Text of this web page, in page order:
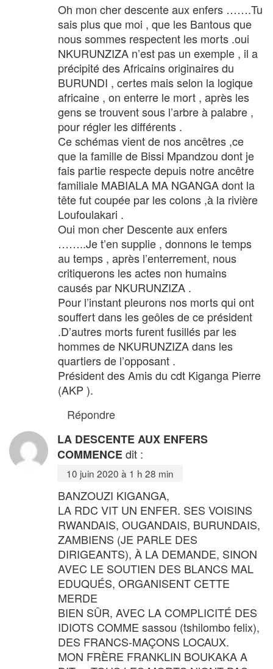
Oh mon cher descente aux enfers …….Tu
sais plus que moi , que les Bantous que
nous sommes respectent les morts .oui
NKURUNZIZA n’est pas un exemple , il a
précipité des Africains originaires du
BURUNDI , certes mais selon la logique
africaine , on enterre le mort , après les
gens se trouvent sous l’arbre à palabre ,
pour régler les différents .
Ce schémas vient de nos ancêtres ,ce
que la famille de Bissi Mpandzou dont je
fais partie respecte depuis notre ancêtre
familiale MABIALA MA NGANGA dont la
tête fut coupée par les colons ,à la rivière
Loufoulakari .
Oui mon cher Descente aux enfers
……..Je t’en supplie , donnons le temps
au temps , après l’enterrement, nous
critiquerons les actes non humains
causés par NKURUNZIZA .
Pour l’instant pleurons nos morts qui ont
souffert dans les geôles de ce président
.D’autres morts furent fusillés par les
hommes de NKURUNZIZA dans les
quartiers de l’opposant .
Président des Amis du cdt Kiganga Pierre
(AKP ).
Répondre
LA DESCENTE AUX ENFERS
COMMENCEdit :
10 juin 2020 à 1 h 28 min
BANZOUZI KIGANGA,
LA RDC VIT UN ENFER. SES VOISINS
RWANDAIS, OUGANDAIS, BURUNDAIS,
ZAMBIENS (JE PARLE DES
DIRIGEANTS), À LA DEMANDE, SINON
AVEC LE SOUTIEN DES BLANCS MAL
EDUQUÉS, ORGANISENT CETTE
MERDE
BIEN SÛR, AVEC LA COMPLICITÉ DES
IDIOTS COMME sassou (tshilombo felix),
DES FRANCS-MAÇONS LOCAUX.
MON FRÈRE FRANKLIN BOUKAKA A